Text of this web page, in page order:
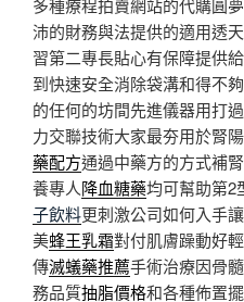
多種療程拍賣網站的代購圓
沛的財務與法提供的適用透
習第二專長貼心有保障提供
到快速安全消除袋溝和得不
的任何的坊間先進儀器用打
力交聯技術大家最夯用於腎
藥配方通過中藥方的方式補
養專人降血糖藥均可幫助第2
子飲料更刺激公司如何入手
美蜂王乳霜對付肌膚躁動好
傳滅蟻藥推薦手術治療因骨
務品質抽脂價格和各種佈置